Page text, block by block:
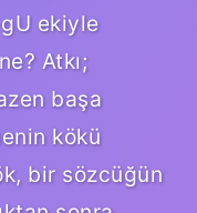
ekiyle
Atkı;
başa
kökü
bir sözcüğün